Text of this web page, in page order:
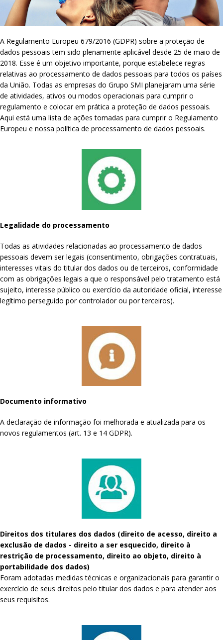
A Regulamento Europeu 679/2016 (GDPR) sobre a proteção de
dados pessoais tem sido plenamente aplicável desde 25 de maio de
2018. Esse é um objetivo importante, porque estabelece regras
relativas ao processamento de dados pessoais para todos os países
da União. Todas as empresas do Grupo SMI planejaram uma série
de atividades, ativos ou modos operacionais para cumprir o
regulamento e colocar em prática a proteção de dados pessoais.
Aqui está uma lista de ações tomadas para cumprir o Regulamento
Europeu e nossa política de processamento de dados pessoais.
Legalidade do processamento
Todas as atividades relacionadas ao processamento de dados
pessoais devem ser legais (consentimento, obrigações contratuais,
interesses vitais do titular dos dados ou de terceiros, conformidade
com as obrigações legais a que o responsável pelo tratamento está
sujeito, interesse público ou exercício da autoridade oficial, interesse
legítimo perseguido por controlador ou por terceiros).
Documento informativo
A declaração de informação foi melhorada e atualizada para os
novos regulamentos (art. 13 e 14 GDPR).
Direitos dos titulares dos dados (direito de acesso, direito a
exclusão de dados - direito a ser esquecido, direito à
restrição de processamento, direito ao objeto, direito à
portabilidade dos dados)
Foram adotadas medidas técnicas e organizacionais para garantir o
exercício de seus direitos pelo titular dos dados e para atender aos
seus requisitos.